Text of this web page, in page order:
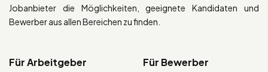
Jobanbieter die Möglichkeiten, geeignete Kandidaten und
Bewerber aus allen Bereichen zu finden.
Für Arbeitgeber Für Bewerber